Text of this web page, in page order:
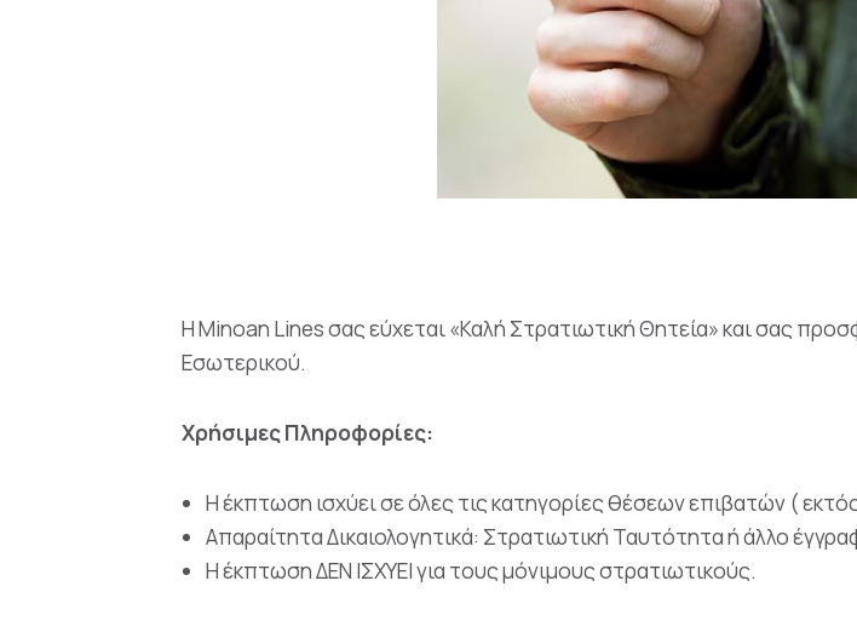
Η Minoan Lines σας εύχεται «Καλή Στρατιωτική Θητεία» και σας
Εσωτερικού.
Χρήσιμες Πληροφορίες:
Η έκπτωση ισχύει σε όλες τις κατηγορίες θέσεων επιβατών (
Απαραίτητα Δικαιολογητικά: Στρατιωτική Ταυτότητα ή άλλο
Η έκπτωση ΔΕΝ ΙΣΧΥΕΙ για τους μόνιμους στρατιωτικούς.